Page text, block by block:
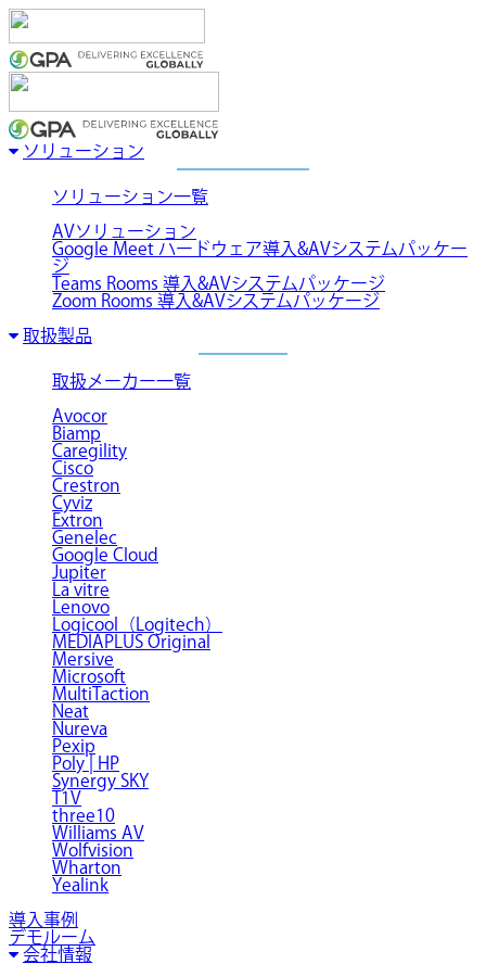
ソリューション
ソリューション一覧
AVソリューション
Google Meet ハードウェア導入&AVシステムパッケー
ジ
Teams Rooms 導入&AVシステムパッケージ
Zoom Rooms 導入&AVシステムパッケージ
取扱製品
取扱メーカー一覧
Avocor
Biamp
Caregility
Cisco
Crestron
Cyviz
Extron
Genelec
Google Cloud
Jupiter
La vitre
Lenovo
Logicool（Logitech）
MEDIAPLUS Original
Mersive
Microsoft
MultiTaction
Neat
Nureva
Pexip
Poly | HP
Synergy SKY
T1V
three10
Williams AV
Wolfvision
Wharton
Yealink
導入事例
デモルーム
会社情報